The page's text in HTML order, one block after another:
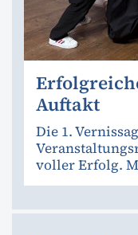
Auftakt
Die 1.
voller Erfolg.